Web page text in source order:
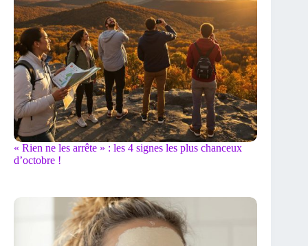
« Rien ne les arrête » : les 4 signes les plus chanceux
d’octobre !